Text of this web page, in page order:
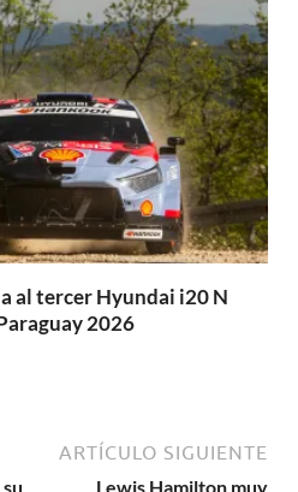
al tercer Hyundai i20 N
2026
ARTÍCULO SIGUIENTE
Lewis Hamilton muy